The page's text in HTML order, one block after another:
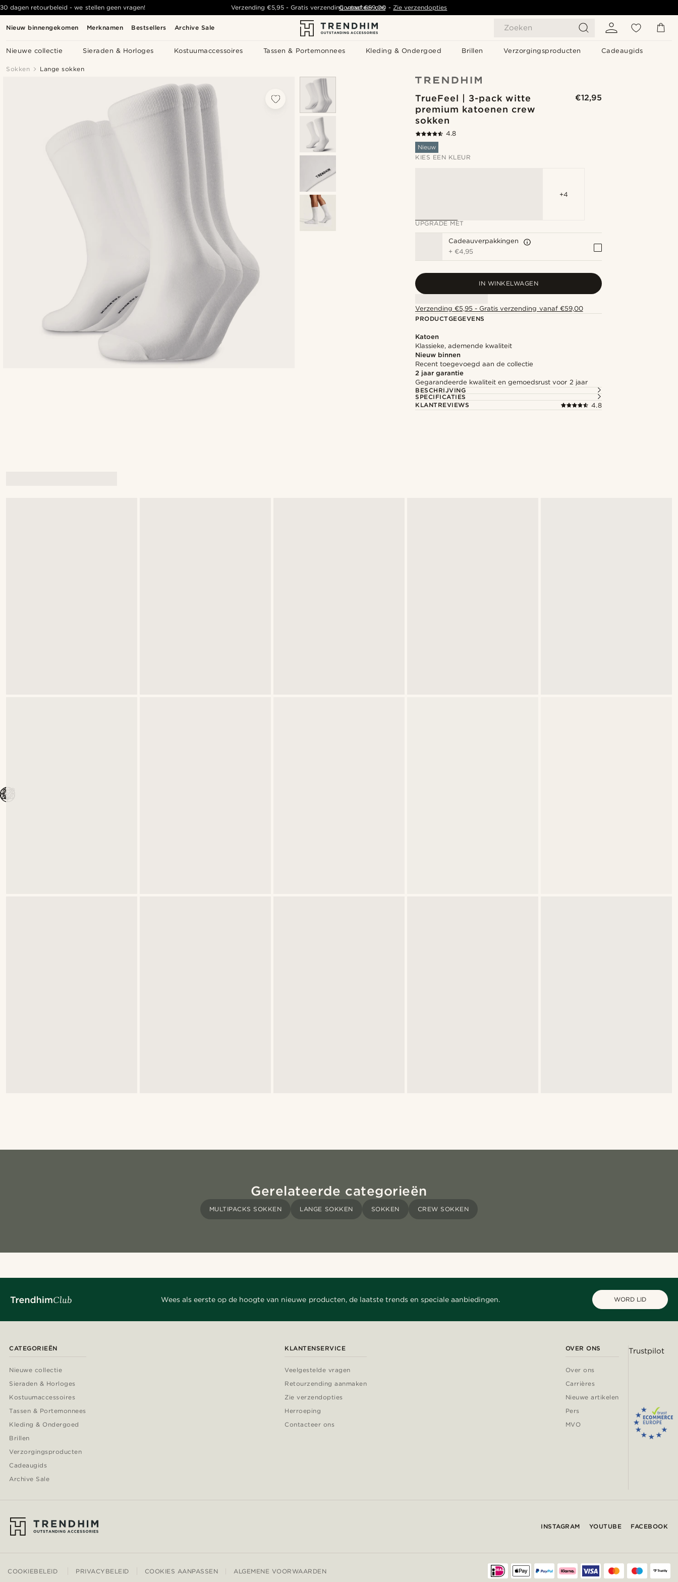
Nieuw binnengekomen Merknamen Bestsellers Archive Sale Zoeken
Nieuwe collectie Sieraden & Horloges Kostuumaccessoires Tassen & Portemonnees Kleding & Ondergoed Brillen Verzorgingsproducten Cadeaugids
30 dagen retourbeleid - we stellen geen vragen! Verzending €5,95- Gratis verzending vanaf€59,00 -Zie verzendopties
Contacteer ons
Sokken Lange sokken
TrueFeel | 3-pack witte
premium katoenen crew
sokken
€12,95
4.8
Nieuw
KIES EEN KLEUR
+4
UPGRADE MET
Cadeauverpakkingen
+€4,95
IN WINKELWAGEN
Verzending €5,95 - Gratis verzending vanaf €59,00
PRODUCTGEGEVENS
Katoen
Klassieke, ademende kwaliteit
Nieuw binnen
Recent toegevoegd aan de collectie
2 jaar garantie
Gegarandeerde kwaliteit en gemoedsrust voor 2 jaar
BESCHRIJVING
SPECIFICATIES
KLANTREVIEWS
4.8
Gerelateerde categorieën
MULTIPACKS SOKKEN LANGE SOKKEN SOKKEN CREW SOKKEN
Wees als eerste op de hoogte van nieuwe producten, de laatste trends en speciale aanbiedingen. WORD LID
CATEGORIEËN
Nieuwe collectie
Sieraden & Horloges
Kostuumaccessoires
Tassen & Portemonnees
Kleding & Ondergoed
Brillen
Verzorgingsproducten
Cadeaugids
Archive Sale
KLANTENSERVICE
Veelgestelde vragen
Retourzending aanmaken
Zie verzendopties
Herroeping
Contacteer ons
OVER ONS
Over ons
Carrières
Nieuwe artikelen
Pers
MVO
Trustpilot
INSTAGRAM YOUTUBE FACEBOOK
COOKIEBELEID PRIVACYBELEID COOKIES AANPASSEN ALGEMENE VOORWAARDEN